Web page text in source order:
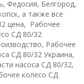
Федосия, Белгород,
а также все
цена, Рабочее
CД 80/32
Рабочее
CД 80/32 Украина,
насоса CД 80/32,
колесо CД